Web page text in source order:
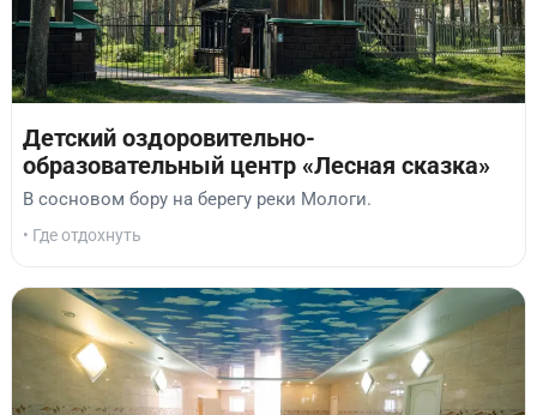
Детский оздоровительно-
образовательный центр «Лесная сказка»
В сосновом бору на берегу реки Мологи.
• Где отдохнуть